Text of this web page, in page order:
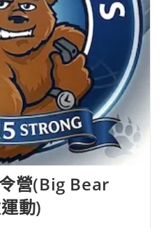
營(Big Bear
動)